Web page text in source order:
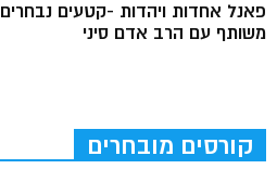
פאנל אחדות ויהדות -קטעים נבחרים
משותף עם הרב אדם סיני
קורסים מובחרים